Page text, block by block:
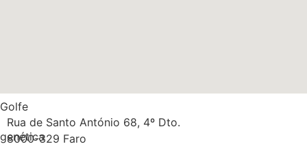
Golfe
genética
Rua de Santo António 68, 4º Dto.
8000-329 Faro